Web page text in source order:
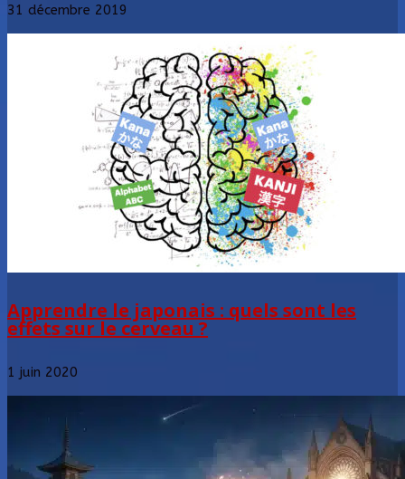
31 décembre 2019
Apprendre le japonais : quels sont les
effets sur le cerveau ?
1 juin 2020